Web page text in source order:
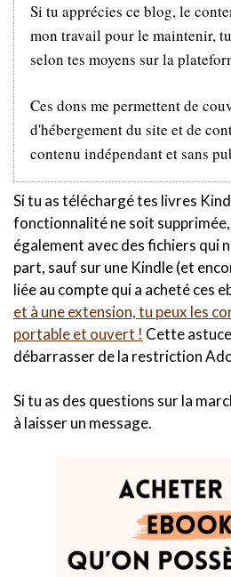
Si tu apprécies ce blog, le
mon travail pour le maintenir,
selon tes moyens sur la
Ces dons me permettent de
d'hébergement du site et de
contenu indépendant et sans
Si tu as téléchargé tes livres
fonctionnalité ne soit
également avec des fichiers qui
part, sauf sur une Kindle (et
liée au compte qui a acheté ces
et à une extension, tu peux les
portable et ouvert ! Cette
débarrasser de la restriction
Si tu as des questions sur la
à laisser un message.